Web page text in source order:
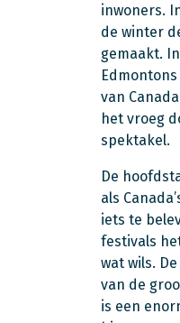
inwoners.
de winter
gemaakt.
van
het vroeg
spektakel.
De
als
iets te
festivals
wat wils.
van de
is een